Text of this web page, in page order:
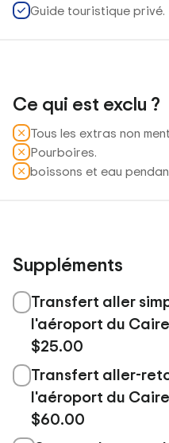
Guide touristique privé.
Ce qui est exclu ?
Tous les extras non
Pourboires.
boissons et eau
Suppléments
Transfert aller
l'aéroport du Caire
$25.00
Transfert aller-
l'aéroport du Caire
$60.00